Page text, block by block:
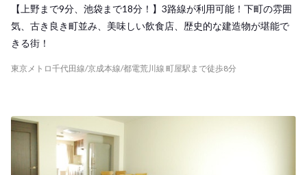
【上野まで9分、池袋まで18分！】3路線が利用可能！下町の雰囲
気、古き良き町並み、美味しい飲食店、歴史的な建造物が堪能で
きる街！
東京メトロ千代田線/京成本線/都電荒川線 町屋駅まで徒歩8分